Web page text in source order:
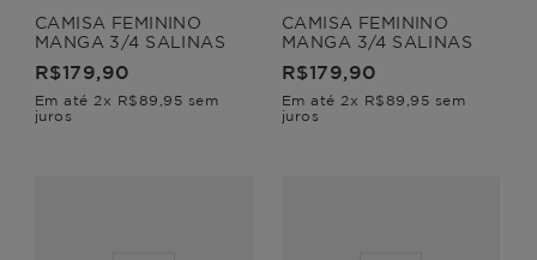
CAMISA FEMININO
MANGA 3/4 SALINAS
R$179,90
Em até 2x R$89 95 sem
juros
CAMISA FEMININO
MANGA 3/4 SALINAS
R$179,90
Em até 2x R$89 95 sem
juros